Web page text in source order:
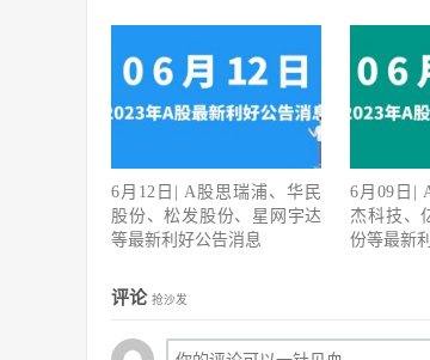
6月12日| A股思瑞浦、华民
股份、松发股份、星网宇达
等最新利好公告消息
6月09日|
杰科技、
份等最新
评论 抢沙发